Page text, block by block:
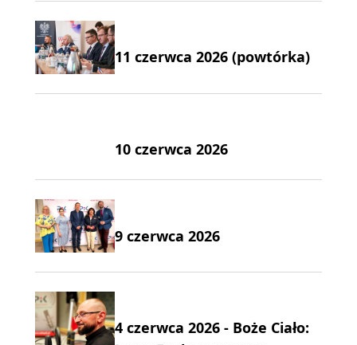
11 czerwca 2026 (powtórka)
10 czerwca 2026
9 czerwca 2026
4 czerwca 2026 - Boże Ciało: